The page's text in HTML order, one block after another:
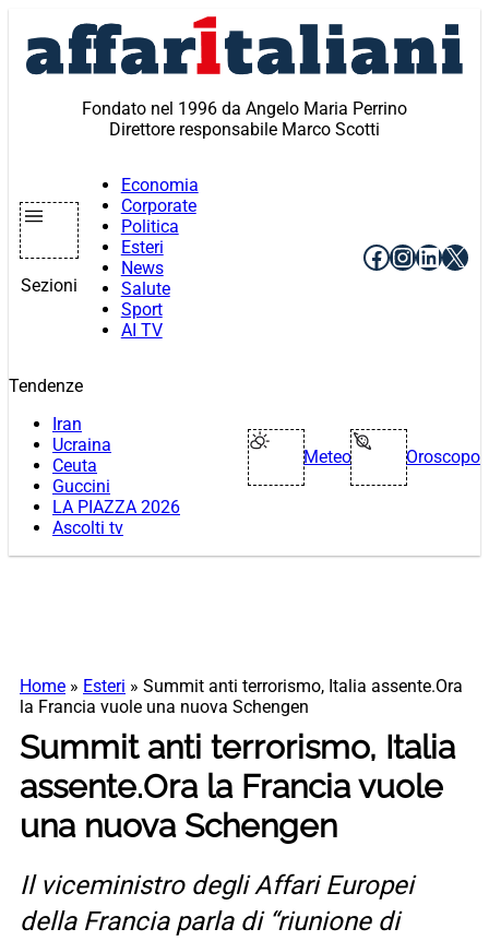
contenuto
Fondato nel 1996 da Angelo Maria Perrino
Direttore responsabile Marco Scotti
Sezioni
Economia
Corporate
Politica
Esteri
News
Salute
Sport
AI TV
Facebook
X
Tendenze
Iran
Ucraina
Ceuta
Guccini
LA PIAZZA 2026
Ascolti tv
Meteo Oroscopo
Home » Esteri » Summit anti terrorismo, Italia assente.Ora
la Francia vuole una nuova Schengen
Summit anti terrorismo, Italia
assente.Ora la Francia vuole
una nuova Schengen
Il viceministro degli Affari Europei
della Francia parla di “riunione di